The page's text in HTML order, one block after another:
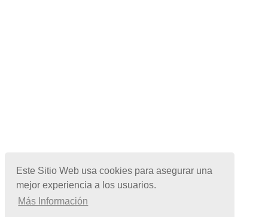
Este Sitio Web usa cookies para asegurar una
mejor experiencia a los usuarios.
Más Información